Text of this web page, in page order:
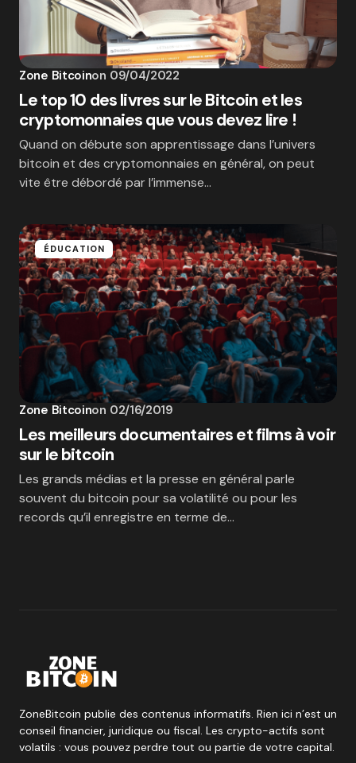
Zone Bitcoinon 09/04/2022
Le top 10 des livres sur le Bitcoin et les
cryptomonnaies que vous devez lire !
Quand on débute son apprentissage dans l’univers
bitcoin et des cryptomonnaies en général, on peut
vite être débordé par l’immense…
ÉDUCATION
Zone Bitcoinon 02/16/2019
Les meilleurs documentaires et films à voir
sur le bitcoin
Les grands médias et la presse en général parle
souvent du bitcoin pour sa volatilité ou pour les
records qu’il enregistre en terme de…
ZoneBitcoin publie des contenus informatifs. Rien ici n’est un
conseil financier, juridique ou fiscal. Les crypto-actifs sont
volatils : vous pouvez perdre tout ou partie de votre capital.